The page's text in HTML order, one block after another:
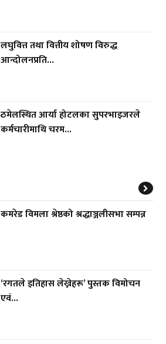
लघुवित्त तथा वित्तीय शोषण विरुद्ध
आन्दोलनप्रति...
ठमेलस्थित आर्या होटलका सुपरभाइजरले
कर्मचारीमाथि चरम...
कमरेड विमला श्रेष्ठको श्रद्धाञ्जलीसभा सम्पन्न
‘रगतले इतिहास लेख्नेहरू’ पुस्तक विमोचन
एवं...